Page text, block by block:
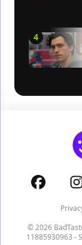
4
© 2026
11885930963 -